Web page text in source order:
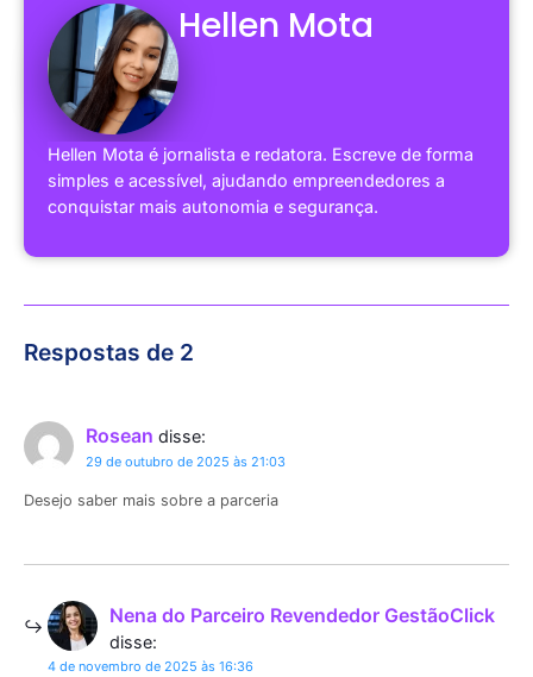
Hellen Mota
Hellen Mota é jornalista e redatora. Escreve de forma
simples e acessível, ajudando empreendedores a
conquistar mais autonomia e segurança.
Respostas de 2
Rosean disse:
29 de outubro de 2025 às 21:03
Desejo saber mais sobre a parceria
Nena do Parceiro Revendedor GestãoClick
disse:
4 de novembro de 2025 às 16:36